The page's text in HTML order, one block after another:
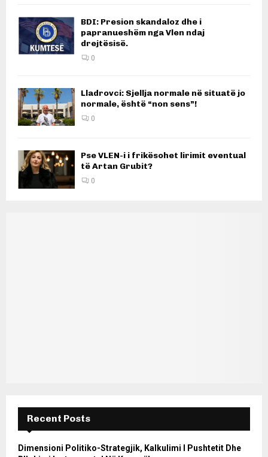
BDI: Presion skandaloz dhe i
papranueshëm nga Vlen ndaj
drejtësisë.
0
Lladrovci: Sjellja normale në situatë jo
normale, është “non sens”!
0
Pse VLEN-i i frikësohet lirimit eventual
të Artan Grubit?
0
Recent Posts
Dimensioni Politiko-Strategjik, Kalkulimi I Pushtetit Dhe